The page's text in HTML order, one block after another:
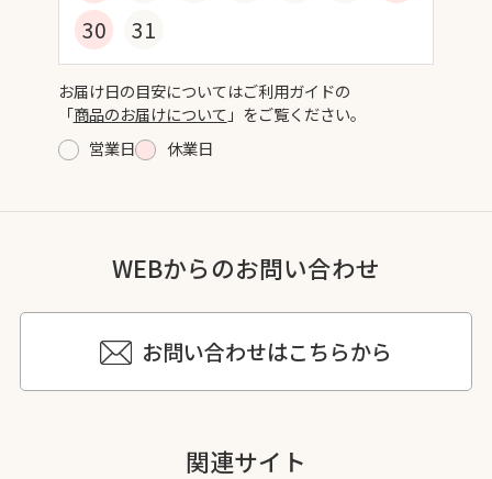
30
31
お届け日の目安についてはご利用ガイドの
「商品のお届けについて 」をご覧ください。
営業日
休業日
WEBからのお問い合わせ
お問い合わせはこちらから
関連サイト